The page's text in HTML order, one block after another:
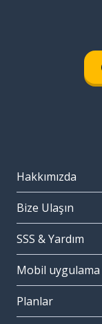
Hakkımızda
Bize Ulaşın
SSS & Yardım
Mobil uygulama
Planlar